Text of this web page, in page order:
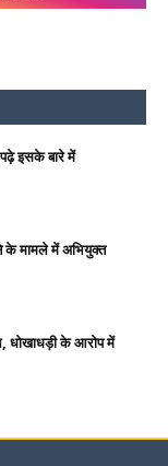
पढ़े इसके बारे में
के मामले में अभियुक्त
धोखाधड़ी के आरोप में